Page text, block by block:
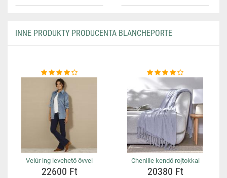
INNE PRODUKTY PRODUCENTA BLANCHEPORTE
Velúr ing levehető övvel
22600 Ft
Chenille kendő rojtokkal
20380 Ft